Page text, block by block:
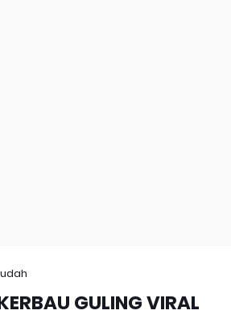
GULING VIRAL